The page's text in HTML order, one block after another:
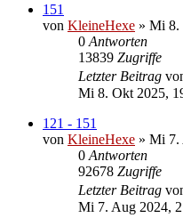
151
von KleineHexe » Mi 8.
0 Antworten
13839 Zugriffe
Letzter Beitrag
Mi 8. Okt 2025,
121 - 151
von KleineHexe » Mi 7.
0 Antworten
92678 Zugriffe
Letzter Beitrag
Mi 7. Aug 2024,